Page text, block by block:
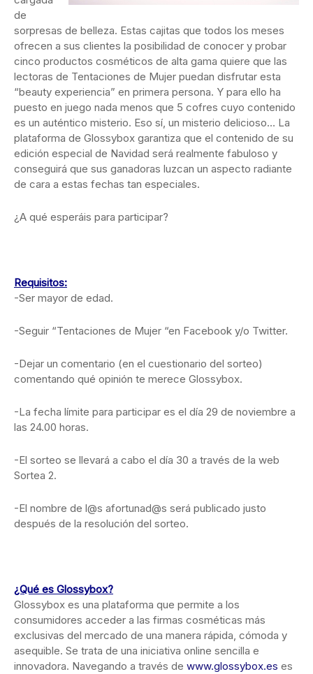
de
sorpresas de belleza. Estas cajitas que todos los meses
ofrecen a sus clientes la posibilidad de conocer y probar
cinco productos cosméticos de alta gama quiere que las
lectoras de Tentaciones de Mujer puedan disfrutar esta
“beauty experiencia” en primera persona. Y para ello ha
puesto en juego nada menos que 5 cofres cuyo contenido
es un auténtico misterio. Eso sí, un misterio delicioso… La
plataforma de Glossybox garantiza que el contenido de su
edición especial de Navidad será realmente fabuloso y
conseguirá que sus ganadoras luzcan un aspecto radiante
de cara a estas fechas tan especiales.
¿A qué esperáis para participar?
Requisitos:
-Ser mayor de edad.
-Seguir “Tentaciones de Mujer “en Facebook y/o Twitter.
-Dejar un comentario (en el cuestionario del sorteo)
comentando qué opinión te merece Glossybox.
-La fecha límite para participar es el día 29 de noviembre a
las 24.00 horas.
-El sorteo se llevará a cabo el día 30 a través de la web
Sortea 2.
-El nombre de l@s afortunad@s será publicado justo
después de la resolución del sorteo.
¿Qué es Glossybox?
Glossybox es una plataforma que permite a los
consumidores acceder a las firmas cosméticas más
exclusivas del mercado de una manera rápida, cómoda y
asequible. Se trata de una iniciativa online sencilla e
innovadora. Navegando a través de www.glossybox.es es